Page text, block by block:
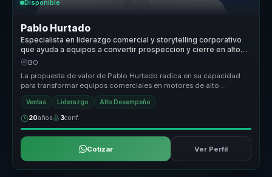
Disponible
Pablo Hurtado
Especialista en liderazgo comercial y storytelling corporativo
que ayuda a equipos a convertir prospeccion y cierre en alto
desempeno y resultados.
BO
La propuesta de valor de Pablo Hurtado radica en su capacidad
para transformar equipos comerciales en motores de alto
rendimiento. Con má...
Ventas Liderazgo Alto Desempeño
20años 3conf.
Cotizar Ver Perfil